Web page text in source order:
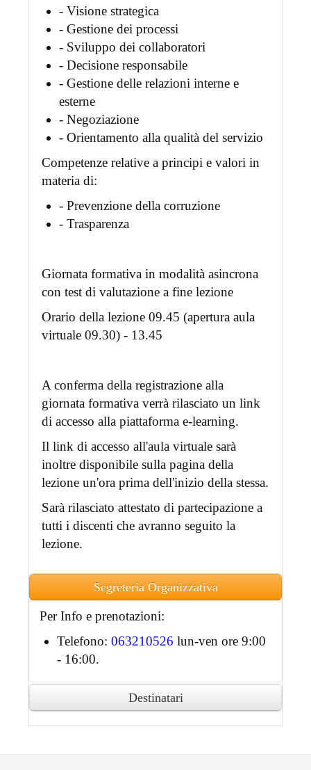
- Visione strategica
- Gestione dei processi
- Sviluppo dei collaboratori
- Decisione responsabile
- Gestione delle relazioni interne e
esterne
- Negoziazione
- Orientamento alla qualità del servizio
Competenze relative a principi e valori in
materia di:
- Prevenzione della corruzione
- Trasparenza
Giornata formativa in modalità asincrona
con test di valutazione a fine lezione
Orario della lezione 09.45 (apertura aula
virtuale 09.30) - 13.45
A conferma della registrazione alla
giornata formativa verrà rilasciato un link
di accesso alla piattaforma e-learning.
Il link di accesso all'aula virtuale sarà
inoltre disponibile sulla pagina della
lezione un'ora prima dell'inizio della stessa.
Sarà rilasciato attestato di partecipazione a
tutti i discenti che avranno seguito la
lezione.
Segreteria Organizzativa
Per Info e prenotazioni:
Telefono: 063210526 lun-ven ore 9:00
- 16:00.
Destinatari
Ai partecipanti accreditati sarà rilasciato